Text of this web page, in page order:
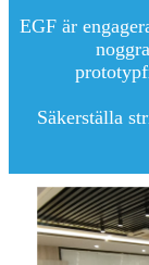
EGF är
Säkerställa